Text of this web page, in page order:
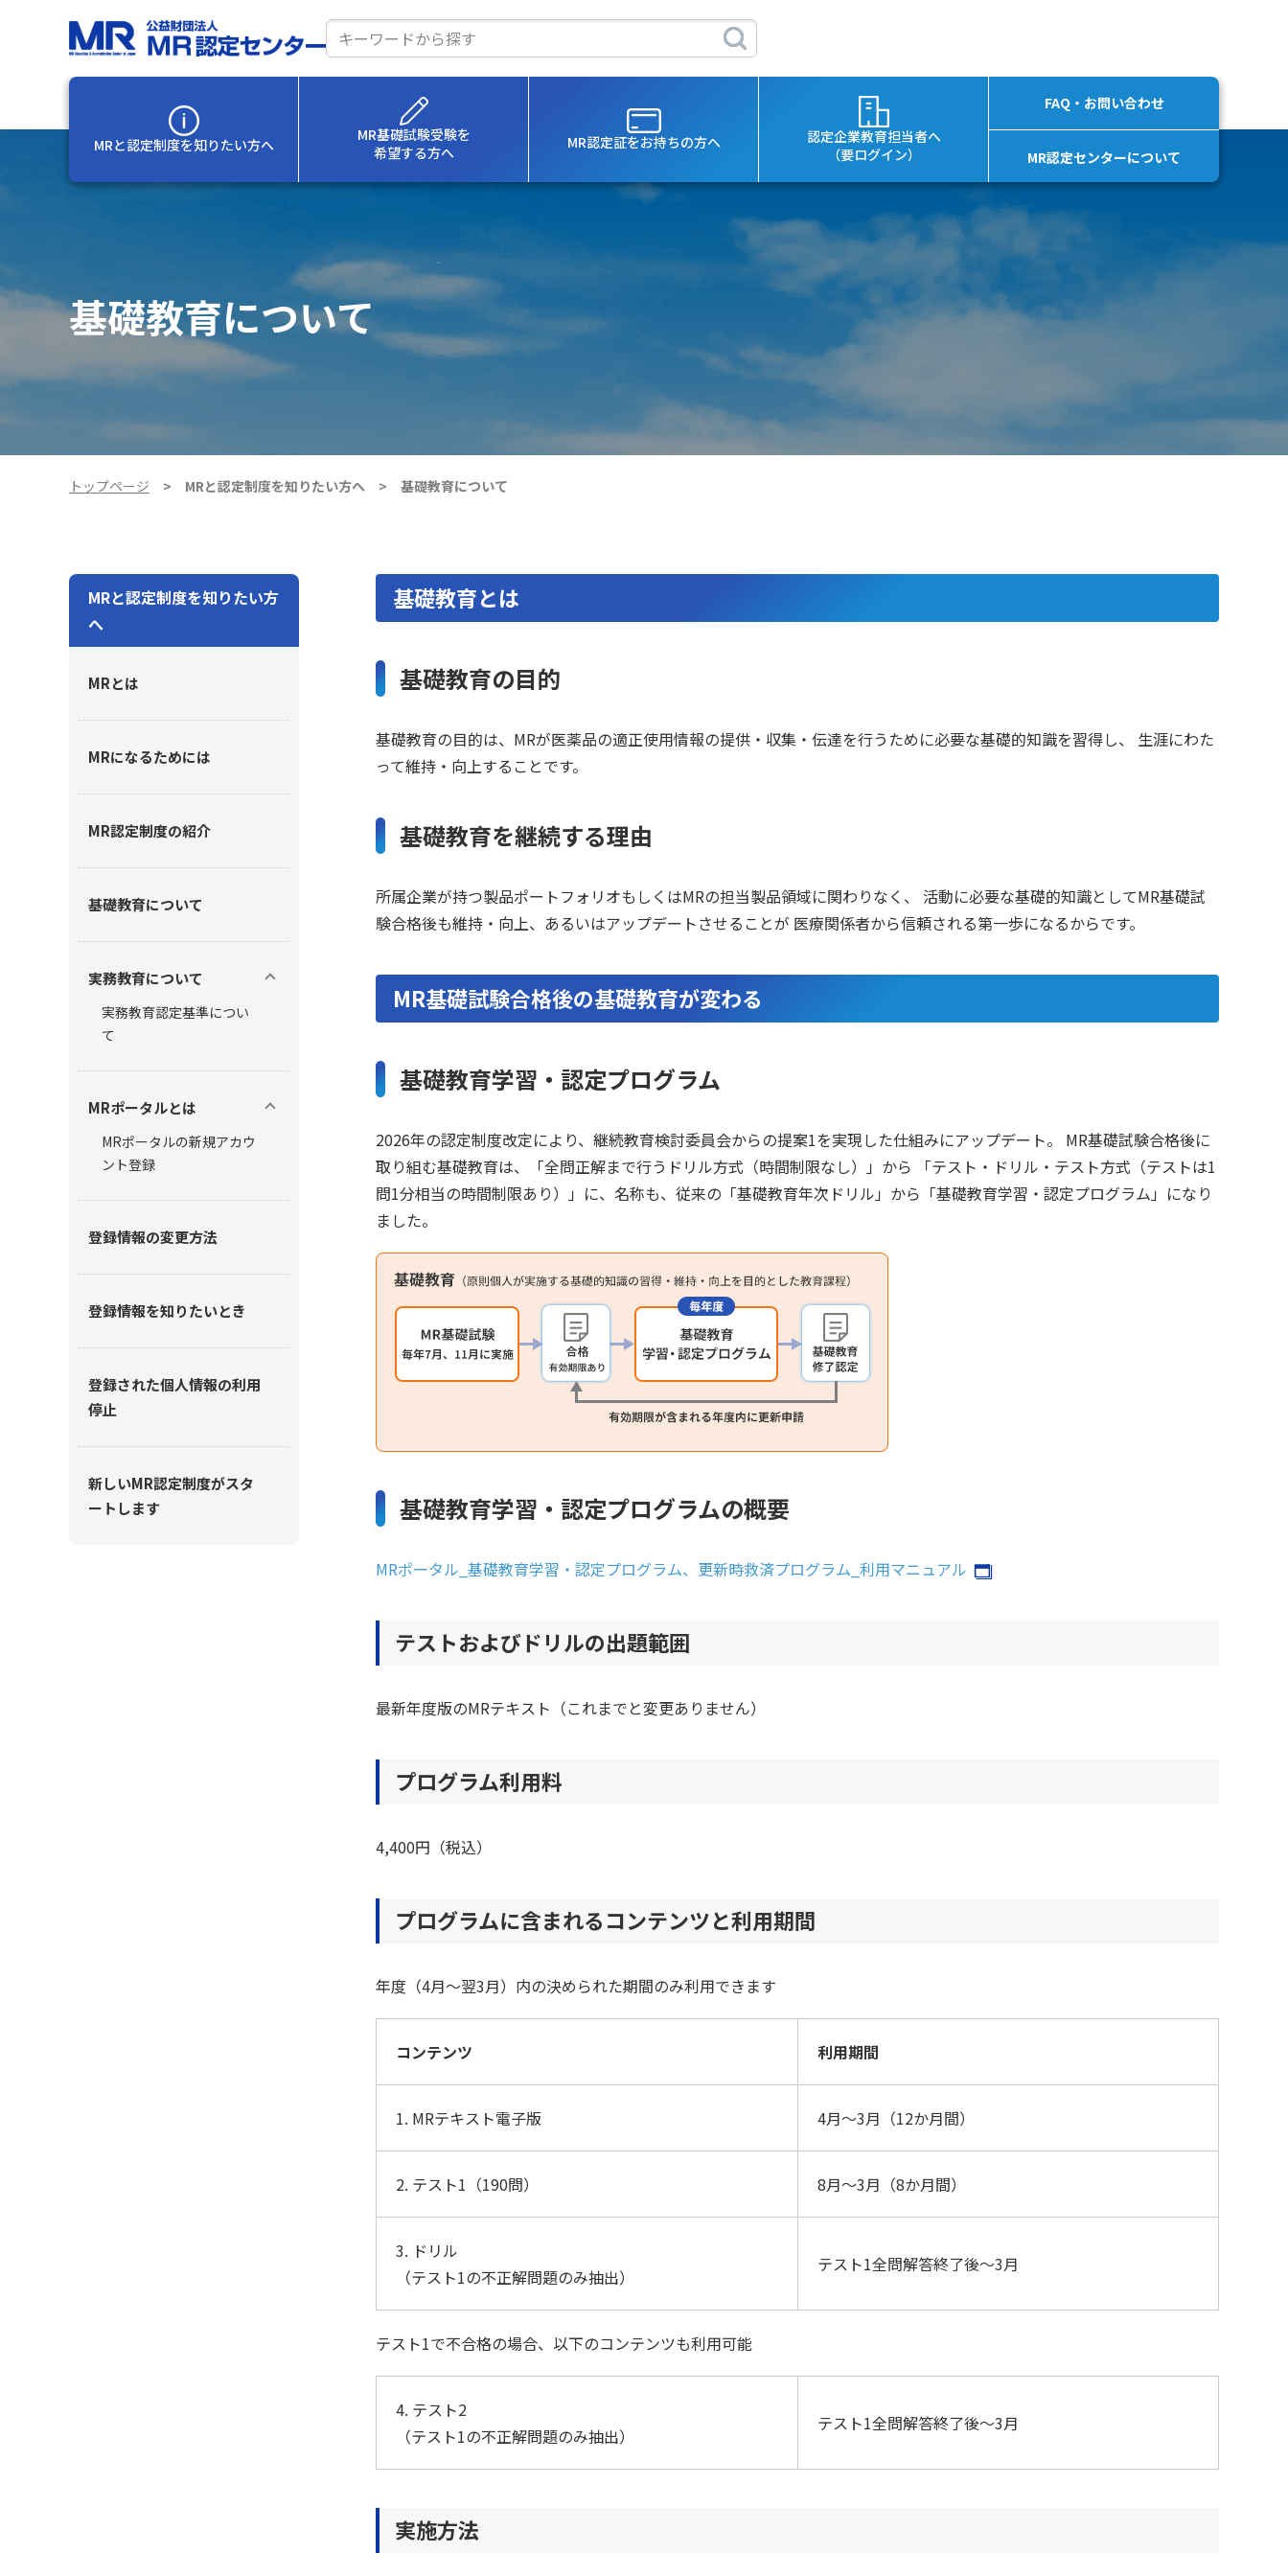
サ
イ
索
MRと認定制度を知りたい方へ
MR基礎試験受験を
希望する方へ
MR認定証をお持ちの方へ
認定企業教育担当者へ
（要ログイン）
FAQ・お問い合わせ
MR認定センターについて
基礎教育について
トップページ MRと認定制度を知りたい方へ 基礎教育について
基礎教育とは
基礎教育の目的
基礎教育の目的は、MRが医薬品の適正使用情報の提供・収集・伝達を行うために必要な基礎的知識を習得し、 生涯にわた
って維持・向上することです。
基礎教育を継続する理由
所属企業が持つ製品ポートフォリオもしくはMRの担当製品領域に関わりなく、 活動に必要な基礎的知識としてMR基礎試
験合格後も維持・向上、あるいはアップデートさせることが 医療関係者から信頼される第一歩になるからです。
MR基礎試験合格後の基礎教育が変わる
基礎教育学習・認定プログラム
2026年の認定制度改定により、継続教育検討委員会からの提案1を実現した仕組みにアップデート。 MR基礎試験合格後に
取り組む基礎教育は、「全問正解まで行うドリル方式（時間制限なし）」から 「テスト・ドリル・テスト方式（テストは1
問1分相当の時間制限あり）」に、名称も、従来の「基礎教育年次ドリル」から「基礎教育学習・認定プログラム」になり
ました。
基礎教育学習・認定プログラムの概要
MRポータル_基礎教育学習・認定プログラム、更新時救済プログラム_利用マニュアル
テストおよびドリルの出題範囲
最新年度版のMRテキスト（これまでと変更ありません）
プログラム利用料
4,400円（税込）
プログラムに含まれるコンテンツと利用期間
年度（4月～翌3月）内の決められた期間のみ利用できます
コンテンツ 利用期間
1. MRテキスト電子版 4月～3月（12か月間）
2. テスト1（190問） 8月～3月（8か月間）
3. ドリル
（テスト1の不正解問題のみ抽出）
テスト1全問解答終了後～3月
テスト1で不合格の場合、以下のコンテンツも利用可能
4. テスト2
（テスト1の不正解問題のみ抽出）
テスト1全問解答終了後～3月
実施方法
MRと認定制度を知りたい方
へ
MRとは
MRになるためには
MR認定制度の紹介
基礎教育について
実務教育について
実務教育認定基準につい
て
MRポータルとは
MRポータルの新規アカウ
ント登録
登録情報の変更方法
登録情報を知りたいとき
登録された個人情報の利用
停止
新しいMR認定制度がスタ
ートします